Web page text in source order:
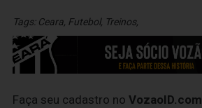
Tags: Ceara, Futebol, Treinos,
Faça seu cadastro no VozaoID.com